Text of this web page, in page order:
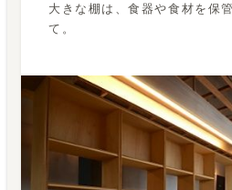
大きな棚は、食器や食材を保
て。